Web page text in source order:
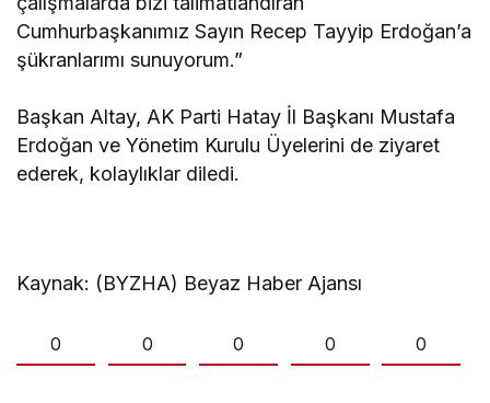
Cumhurbaşkanımız Sayın Recep Tayyip Erdoğan’a
şükranlarımı sunuyorum.”
Başkan Altay, AK Parti Hatay İl Başkanı Mustafa
Erdoğan ve Yönetim Kurulu Üyelerini de ziyaret
ederek, kolaylıklar diledi.
Kaynak: (BYZHA) Beyaz Haber Ajansı
0 0 0 0 0